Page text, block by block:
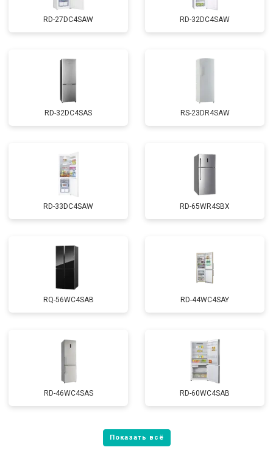
RD-27DC4SAW RD-32DC4SAW
RD-32DC4SAS RS-23DR4SAW
RD-33DC4SAW RD-65WR4SBX
RQ-56WC4SAB RD-44WC4SAY
RD-46WC4SAS RD-60WC4SAB